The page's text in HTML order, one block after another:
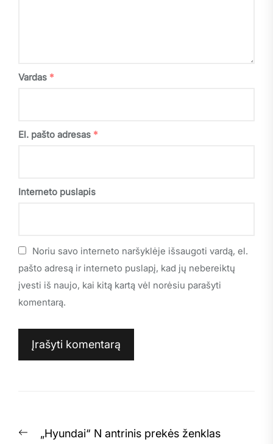
Vardas *
El. pašto adresas *
Interneto puslapis
Noriu savo interneto naršyklėje išsaugoti vardą, el.
pašto adresą ir interneto puslapį, kad jų nebereiktų
įvesti iš naujo, kai kitą kartą vėl norėsiu parašyti
komentarą.
Previous„Hyundai“ N antrinis prekės ženklas